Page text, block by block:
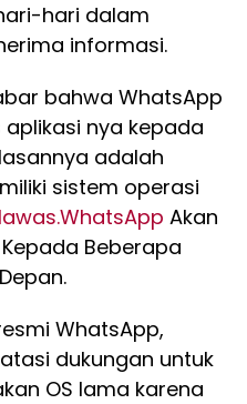
hari dalam
informasi.
bahwa WhatsApp
nya kepada
adalah
sistem operasi
lawas.WhatsApp Akan
Beberapa
WhatsApp,
dukungan untuk
OS lama karena